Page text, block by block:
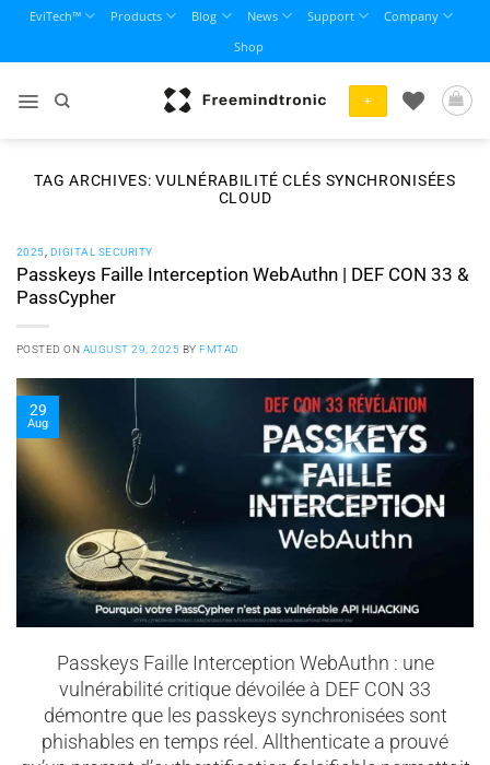
content
EviTech™ Products Blog News Support
Company
Shop
+
TAG ARCHIVES:VULNÉRABILITÉ CLÉS SYNCHRONISÉES
CLOUD
2025 DIGITAL SECURITY
Passkeys Faille Interception WebAuthn | DEF CON 33 &
PassCypher
POSTED ON AUGUST 29, 2025 BYFMTAD
29
Aug
Passkeys Faille Interception WebAuthn : une
vulnérabilité critique dévoilée à DEF CON 33
démontre que les passkeys synchronisées sont
phishables en temps réel. Allthenticate a prouvé